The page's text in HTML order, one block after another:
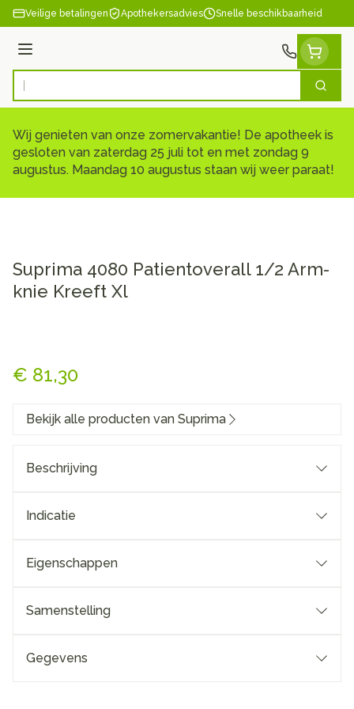
Ga naar de inhoud
Veilige betalingen Apothekersadvies Snelle beschikbaarheid
Menu
Product, merk, categorie... Zoek
Wij genieten van onze zomervakantie! De apotheek is
gesloten van zaterdag 25 juli tot en met zondag 9
augustus. Maandag 10 augustus staan wij weer paraat!
Suprima 4080 Patientoverall 1/2 Arm-
knie Kreeft Xl
€ 81,30
Bekijk alle producten van Suprima
Beschrijving
Indicatie
Eigenschappen
Samenstelling
Gegevens